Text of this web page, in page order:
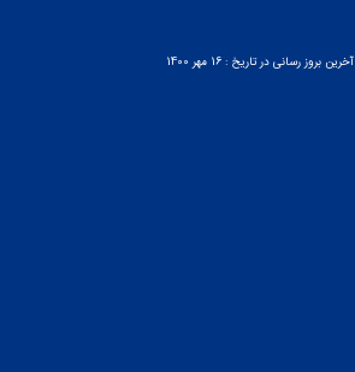
آخرین بروز رسانی در تاریخ : 16 مهر 1400